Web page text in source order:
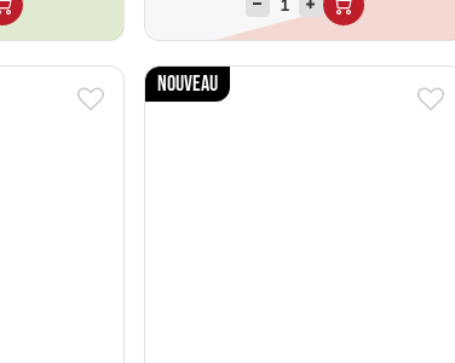
Nouveau